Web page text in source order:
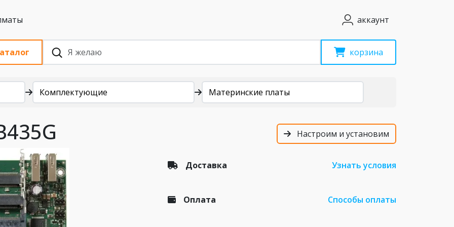
НДС, Алматы аккаунт
корзина
Комплектующие Материнские платы
Настроим и установим
Доставка Узнать условия
Оплата Способы оплаты